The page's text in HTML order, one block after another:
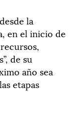
la
en el inicio de
de su
año sea
etapas